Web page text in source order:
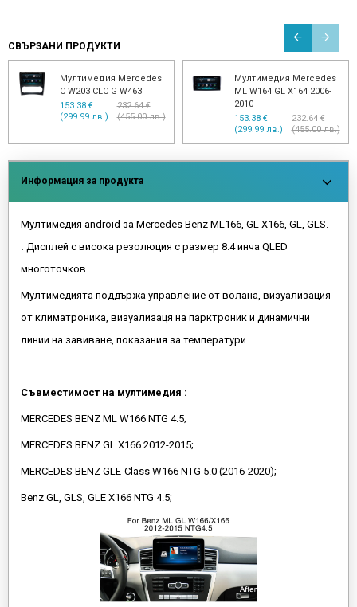
СВЪРЗАНИ ПРОДУКТИ
Double din, Mercedes
W203, Адаптора Рамка
18.40 € (35.99 лв.)
Мултимедия Mercedes E
W211, CLS W219,G W463 -
9"
153.38 €
(299.99 лв.)
260.76 €
(510.00 лв.)
Информация за продукта
Мултимедия android зa Mercedes Benz ML166, GL X166, GL, GLS.
. Дисплей с висока резолюция с размер 8.4 инча QLED
многоточков.
Мултимедията поддържа управление от волана, визуализация
от климатроника, визуализаця на парктроник и динамични
линии на завиване, показания за температури.
Съвместимост на мултимедия :
MERCEDES BENZ ML W166 NTG 4.5;
MERCEDES BENZ GL X166 2012-2015;
MERCEDES BENZ GLE-Class W166 NTG 5.0 (2016-2020);
Benz GL, GLS, GLE X166 NTG 4.5;